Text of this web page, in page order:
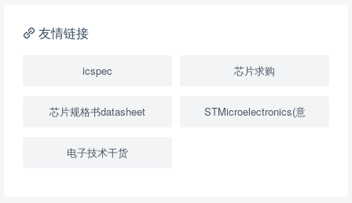
降压转换器（继承开关）
USB隔离器 1
友情链接
icspec 芯片求购
芯片规格书datasheet STMicroelectronics(意
电子技术干货